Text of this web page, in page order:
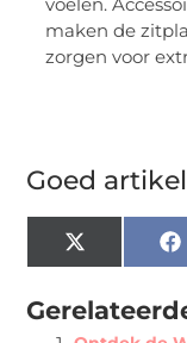
maken de
zorgen voor
Goed
X
(Twitter)